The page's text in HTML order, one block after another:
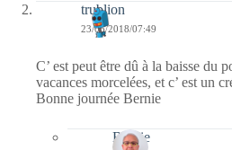
trublion
23/06/2018/07:49
C’ est peut être dû à la baisse du
vacances morcelées, et c’ est un
Bonne journée Bernie
Bernie